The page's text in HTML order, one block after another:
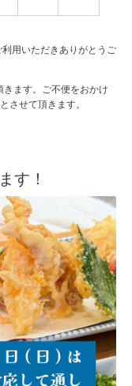
用いただきありがとうご
ます。ご不便をおかけ
させて頂きます。
す！